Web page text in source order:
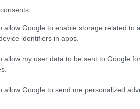
allow Google to enable storage related to
identifiers in apps.
allow my user data to be sent to Google
allow Google to send me personalized
το πρωτότυπο Nissan
με τον “σκληροτράχηλο”
Η Nissan...